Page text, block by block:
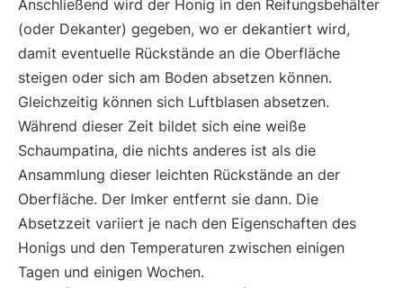
Anschließend wird der Honig in den Reifungsbehälter
(oder Dekanter) gegeben, wo er dekantiert wird,
damit eventuelle Rückstände an die Oberfläche
steigen oder sich am Boden absetzen können.
Gleichzeitig können sich Luftblasen absetzen.
Während dieser Zeit bildet sich eine weiße
Schaumpatina, die nichts anderes ist als die
Ansammlung dieser leichten Rückstände an der
Oberfläche. Der Imker entfernt sie dann. Die
Absetzzeit variiert je nach den Eigenschaften des
Honigs und den Temperaturen zwischen einigen
Tagen und einigen Wochen.